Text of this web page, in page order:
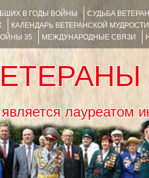
В ГОДЫ ВОЙНЫ СУДЬБА
КАЛЕНДАРЬ ВЕТЕРАНСКОЙ МУДРОСТИ
35 МЕЖДУНАРОДНЫЕ СВЯЗИ
является